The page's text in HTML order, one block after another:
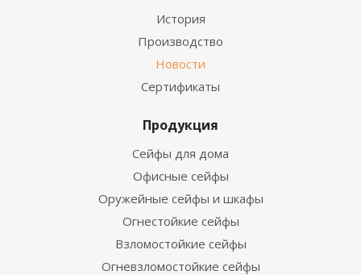
История
Производство
Новости
Сертификаты
Продукция
Сейфы для дома
Офисные сейфы
Оружейные сейфы и шкафы
Огнестойкие сейфы
Взломостойкие сейфы
Огневзломостойкие сейфы